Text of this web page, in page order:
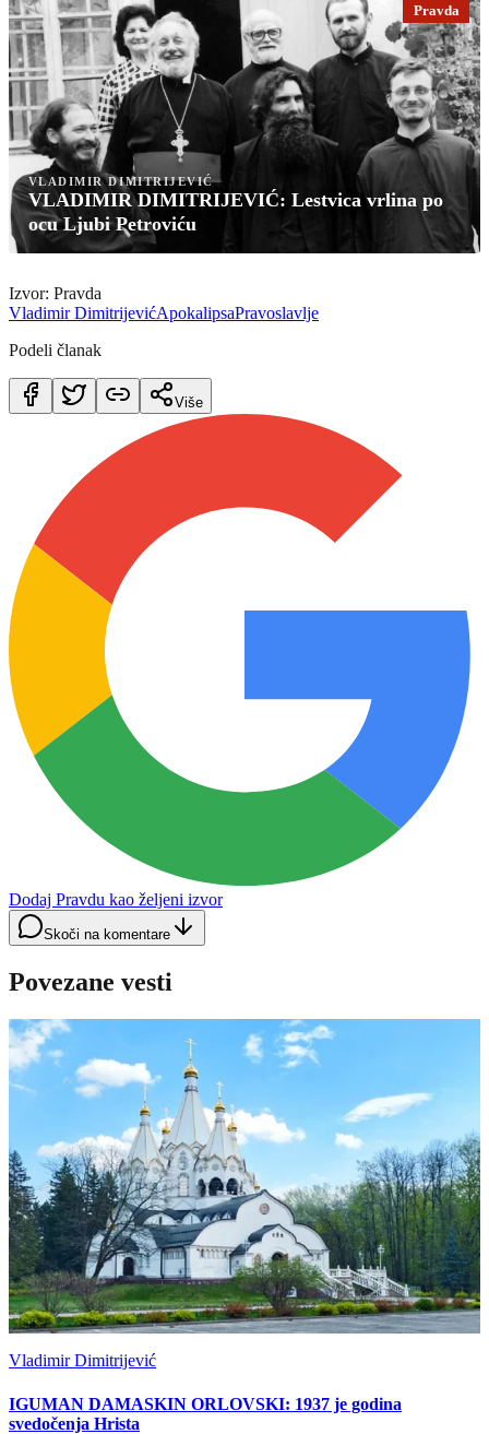
Pravda
VLADIMIR DIMITRIJEVIĆ
VLADIMIR DIMITRIJEVIĆ: Lestvica vrlina po
ocu Ljubi Petroviću
Izvor: Pravda
Vladimir DimitrijevićApokalipsaPravoslavlje
Podeli članak
Više
Dodaj Pravdu kao željeni izvor
Skoči na komentare
Povezane vesti
Vladimir Dimitrijević
IGUMAN DAMASKIN ORLOVSKI: 1937 je godina
svedočenja Hrista